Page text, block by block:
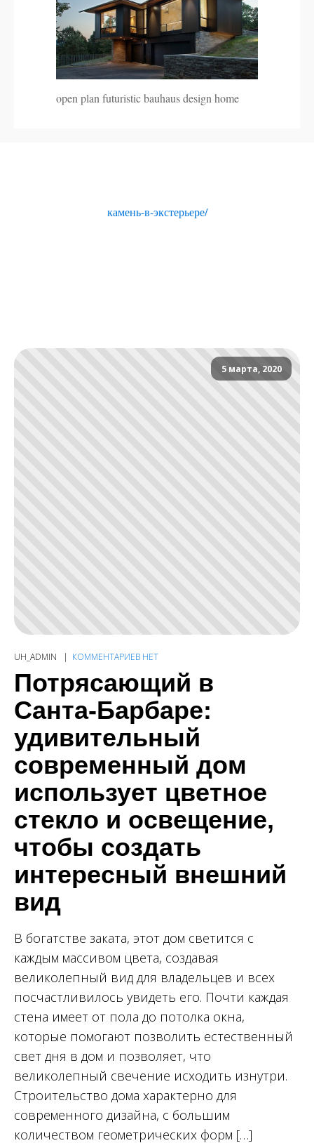
open plan futuristic bauhaus design home
камень-в-экстерьере/
5 марта, 2020
UH_ADMIN КОММЕНТАРИЕВ НЕТ
Потрясающий в
Санта-Барбаре:
удивительный
современный дом
использует цветное
стекло и освещение,
чтобы создать
интересный внешний
вид
В богатстве заката, этот дом светится с
каждым массивом цвета, создавая
великолепный вид для владельцев и всех
посчастливилось увидеть его. Почти каждая
стена имеет от пола до потолка окна,
которые помогают позволить естественный
свет дня в дом и позволяет, что
великолепный свечение исходить изнутри.
Строительство дома характерно для
современного дизайна, с большим
количеством геометрических форм […]